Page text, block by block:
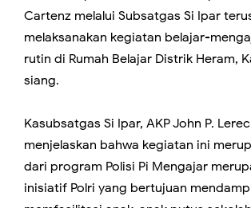
Cartenz melalui Subsatgas Si Ipar
melaksanakan kegiatan belajar-
rutin di Rumah Belajar Distrik Heram,
siang.
Kasubsatgas Si Ipar, AKP John P.
menjelaskan bahwa kegiatan ini
dari program Polisi Pi Mengajar
inisiatif Polri yang bertujuan